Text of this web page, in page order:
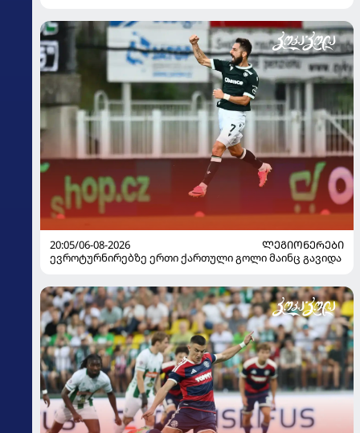
20:05/06-08-2026
ᲚᲔᲒᲘᲝᲜᲔᲠᲔᲑᲘ
ევროტურნირებზე ერთი ქართული გოლი მაინც გავიდა